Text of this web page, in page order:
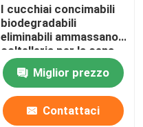
I cucchiai concimabili
biodegradabili
eliminabili ammassano
coltelleria per la cena
6,5"
Miglior prezzo
Contattaci